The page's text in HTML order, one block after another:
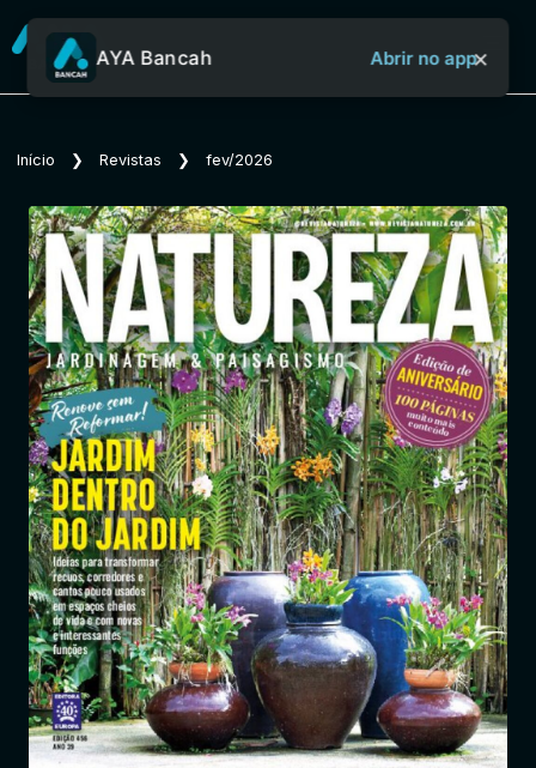
Sobre o Aya Bancah
Início
Revistas
Jornais
Notícias
Entrar
AYA Bancah Abrir no app×
Início ❯ Revistas ❯ fev/2026